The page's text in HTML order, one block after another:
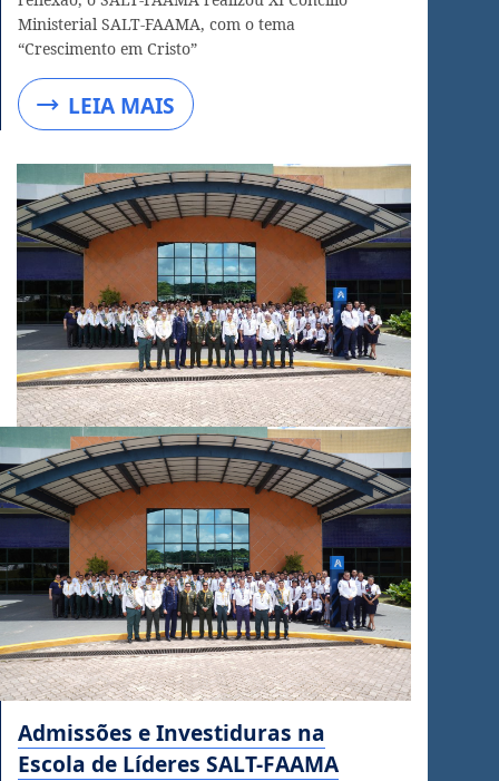
Ministerial SALT-FAAMA, com o tema
“Crescimento em Cristo”
LEIA MAIS
Admissões e Investiduras na
Escola de Líderes SALT-FAAMA